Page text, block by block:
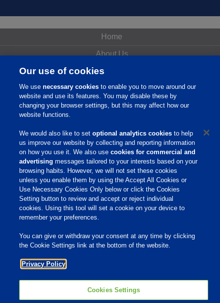
Home
About Us
Products & Services
Responsibility
Site Links
Phibro Pro
Tips To Talk About Ag Antibiotics
Why Antibiotics are Used in
Agriculture
MVP Adjuvants
Youtube
© 2009 - 2026 Phibro Animal Health Corporation. All rights reserved.
Privacy Policy-Terms & Conditions
Cookies Settings
Our use of cookies
We usenecessary cookies to enable you to move around our
website and use its features. You may disable these by
changing your browser settings, but this may affect how our
website functions.
We would also like to setoptional analytics cookies to help
us improve our website by collecting and reporting information
on how you use it. We also usecookies for commercial and
advertising messages tailored to your interests based on your
browsing habits. However, we will not set these cookies
unless you enable them by using the Accept All Cookies or
Use Necessary Cookies Only below or click the Cookies
Setting button to review and accept or reject individual
cookies. Using this tool will set a cookie on your device to
remember your preferences.
You can give or withdraw your consent at any time by clicking
the Cookie Settings link at the bottom of the website.
Privacy Policy
Cookies Settings